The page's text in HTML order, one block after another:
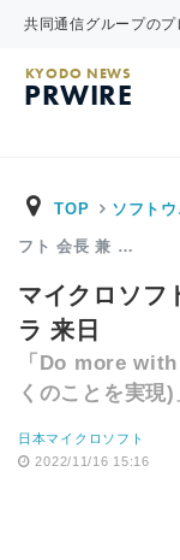
共同通信グループの
KYODO NEWS
PRWIRE
TOP ソフトウ
フト 会長 兼 …
マイクロソフ
ラ 来日
「Do more
くのことを実現
日本マイクロソフト
2022/11/16 15:16